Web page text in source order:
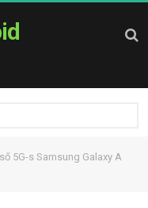
5G-s Samsung Galaxy A